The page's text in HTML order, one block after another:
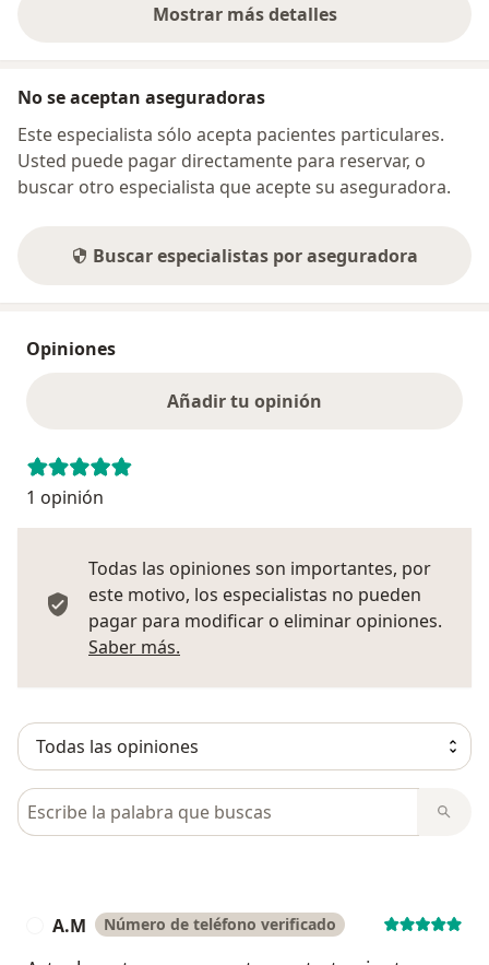
Mostrar más detalles
sobre la dirección
No se aceptan aseguradoras
Este especialista sólo acepta pacientes particulares.
Usted puede pagar directamente para reservar, o
buscar otro especialista que acepte su aseguradora.
Buscar especialistas por aseguradora
Opiniones
Añadir tu opinión
1 opinión
Todas las opiniones son importantes, por
este motivo, los especialistas no pueden
pagar para modificar o eliminar opiniones.
Saber más.
Busca en opiniones
A.M Número de teléfono verificado